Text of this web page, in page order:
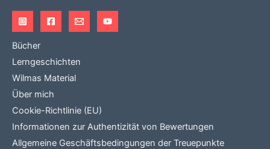
Bücher
Lerngeschichten
Wilmas Material
Über mich
Cookie-Richtlinie (EU)
Informationen zur Authentizität von Bewertungen
Allgemeine Geschäftsbedingungen der Treuepunkte